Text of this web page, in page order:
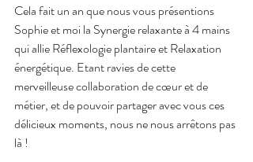
Cela fait un an que nous vous présentions
Sophie et moi la Synergie relaxante à 4 mains
qui allie Réflexologie plantaire et Relaxation
énergétique. Etant ravies de cette
merveilleuse collaboration de cœur et de
métier, et de pouvoir partager avec vous ces
délicieux moments, nous ne nous arrêtons pas
là !